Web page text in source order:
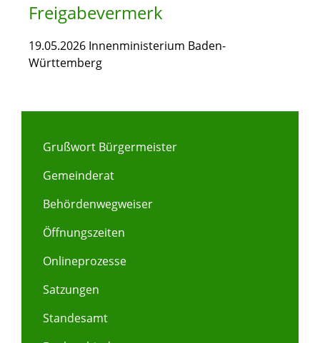
Freigabevermerk
19.05.2026 Innenministerium Baden-
Württemberg
Grußwort Bürgermeister
Gemeinderat
Behördenwegweiser
Öffnungszeiten
Onlineprozesse
Satzungen
Standesamt